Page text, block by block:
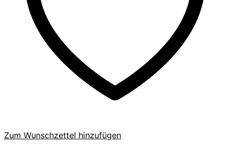
Zum Wunschzettel hinzufügen